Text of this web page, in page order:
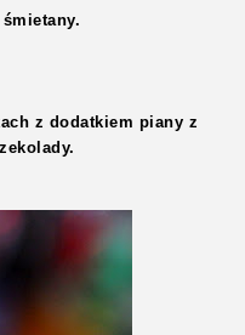
z dodatkiem piany z